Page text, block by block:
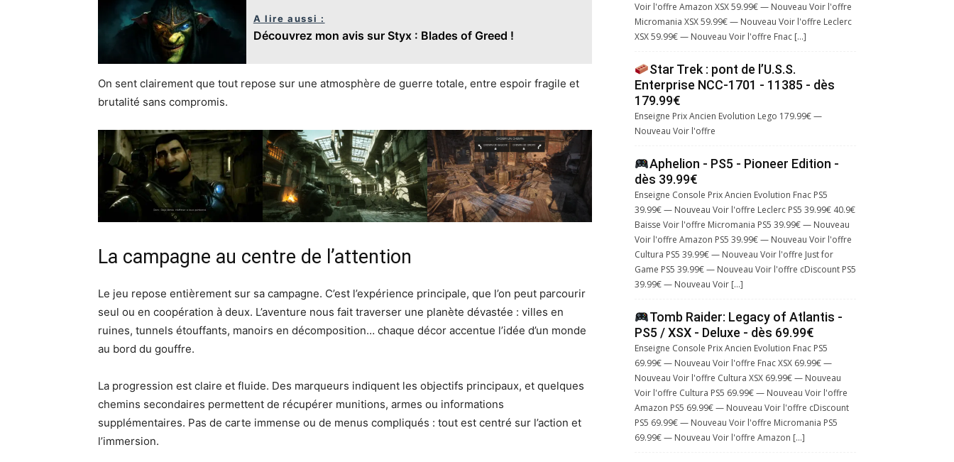
A lire aussi :
Découvrez mon avis sur Styx : Blades of Greed !
On sent clairement que tout repose sur une atmosphère de guerre totale, entre espoir fragile et
brutalité sans compromis.
La campagne au centre de l’attention
Le jeu repose entièrement sur sa campagne. C’est l’expérience principale, que l’on peut parcourir
seul ou en coopération à deux. L’aventure nous fait traverser une planète dévastée : villes en
ruines, tunnels étouffants, manoirs en décomposition… chaque décor accentue l’idée d’un monde
au bord du gouffre.
La progression est claire et fluide. Des marqueurs indiquent les objectifs principaux, et quelques
chemins secondaires permettent de récupérer munitions, armes ou informations
supplémentaires. Pas de carte immense ou de menus compliqués : tout est centré sur l’action et
l’immersion.
Voir l'offre Amazon XSX 59.99€ — Nouveau Voir l'offre
Micromania XSX 59.99€ — Nouveau Voir l'offre Leclerc
XSX 59.99€ — Nouveau Voir l'offre Fnac […]
Star Trek : pont de l’U.S.S.
Enterprise NCC-1701 - 11385 - dès
179.99€
Enseigne Prix Ancien Evolution Lego 179.99€ —
Nouveau Voir l'offre
Aphelion - PS5 - Pioneer Edition -
dès 39.99€
Enseigne Console Prix Ancien Evolution Fnac PS5
39.99€ — Nouveau Voir l'offre Leclerc PS5 39.99€ 40.9€
Baisse Voir l'offre Micromania PS5 39.99€ — Nouveau
Voir l'offre Amazon PS5 39.99€ — Nouveau Voir l'offre
Cultura PS5 39.99€ — Nouveau Voir l'offre Just for
Game PS5 39.99€ — Nouveau Voir l'offre cDiscount PS5
39.99€ — Nouveau Voir […]
Tomb Raider: Legacy of Atlantis -
PS5 / XSX - Deluxe - dès 69.99€
Enseigne Console Prix Ancien Evolution Fnac PS5
69.99€ — Nouveau Voir l'offre Fnac XSX 69.99€ —
Nouveau Voir l'offre Cultura XSX 69.99€ — Nouveau
Voir l'offre Cultura PS5 69.99€ — Nouveau Voir l'offre
Amazon PS5 69.99€ — Nouveau Voir l'offre cDiscount
PS5 69.99€ — Nouveau Voir l'offre Micromania PS5
69.99€ — Nouveau Voir l'offre Amazon […]